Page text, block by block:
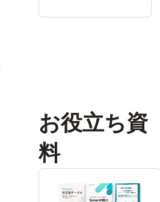
お役立ち資
料